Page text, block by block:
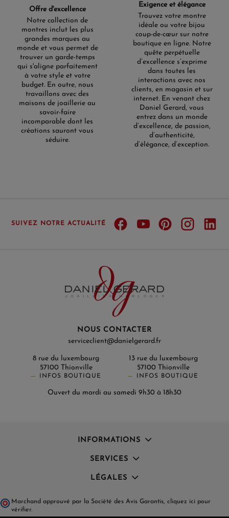
Offre d'excellence
Notre collection de
montres inclut les plus
grandes marques au
monde et vous permet de
trouver un garde-temps
qui s'aligne parfaitement
à votre style et votre
budget. En outre, nous
travaillons avec des
maisons de joaillerie au
savoir-faire
incomparable dont les
créations sauront vous
séduire.
Exigence et élégance
Trouvez votre montre
idéale ou votre bijou
coup-de-cœur sur notre
boutique en ligne. Notre
quête perpétuelle
d’excellence s’exprime
dans toutes les
interactions avec nos
clients, en magasin et sur
internet. En venant chez
Daniel Gerard, vous
entrez dans un monde
d’excellence, de passion,
d’authenticité,
d’élégance, d’exception.
SUIVEZ NOTRE ACTUALITÉ
NOUS CONTACTER
serviceclient@danielgerard.fr
8 rue du luxembourg
57100 Thionville
INFOS BOUTIQUE
13 rue du luxembourg
57100 Thionville
INFOS BOUTIQUE
Ouvert du mardi au samedi 9h30 à 18h30
INFORMATIONS
SERVICES
LÉGALES
Marchand approuvé par la Société des Avis Garantis, cliquez ici pour
vérifier.